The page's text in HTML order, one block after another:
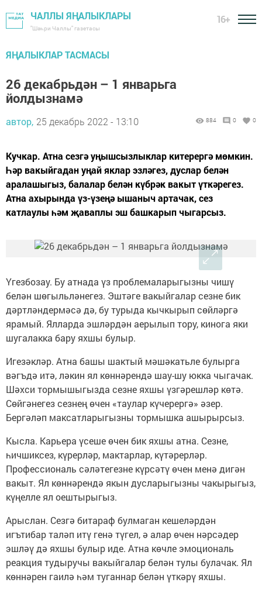
ЧАЛЛЫ ЯҢАЛЫКЛАРЫ
"Шәһри Чаллы" газетасы
16+
ЯҢАЛЫКЛАР ТАСМАСЫ
26 декабрьдән – 1 январьга
йолдызнамә
автор, 25 декабрь 2022 - 13:10 884 0 0
Кучкар. Атна сезгә уңышсызлыклар китерергә мөмкин.
Һәр вакыйгадан уңай яклар эзләгез, дуслар белән
аралашыгыз, балалар белән күбрәк вакыт үткәрегез.
Атна ахырында үз-үзеңә ышаныч артачак, сез
катлаулы һәм җаваплы эш башкарып чыгарсыз.
Үгезбозау. Бу атнада үз проблемаларыгызны чишү
белән шөгыльләнегез. Эштәге вакыйгалар сезне бик
дәртләндермәсә дә, бу турыда кычкырып сөйләргә
ярамый. Ялларда эшләрдән аерылып тору, кинога яки
шугалакка бару яхшы булыр.
Игезәкләр. Атна башы шактый мәшәкатьле булырга
вәгъдә итә, ләкин ял көннәрендә шау-шу юкка чыгачак.
Шәхси тормышыгызда сезне яхшы үзгәрешләр көтә.
Сөйгәнегез сезнең өчен «таулар күчерергә» әзер.
Бергәләп максатларыгызны тормышка ашырырсыз.
Кысла. Карьера үсеше өчен бик яхшы атна. Сезне,
һичшиксез, күрерләр, мактарлар, күтәрерләр.
Профессиональ сәләтегезне күрсәтү өчен менә дигән
вакыт. Ял көннәрендә якын дусларыгызны чакырыгыз,
күңелле ял оештырыгыз.
Арыслан. Сезгә битараф булмаган кешеләрдән
игътибар таләп итү генә түгел, ә алар өчен нәрсәдер
эшләү дә яхшы булыр иде. Атна көчле эмоциональ
реакция тудыручы вакыйгалар белән тулы булачак. Ял
көннәрен гаилә һәм туганнар белән үткәрү яхшы.